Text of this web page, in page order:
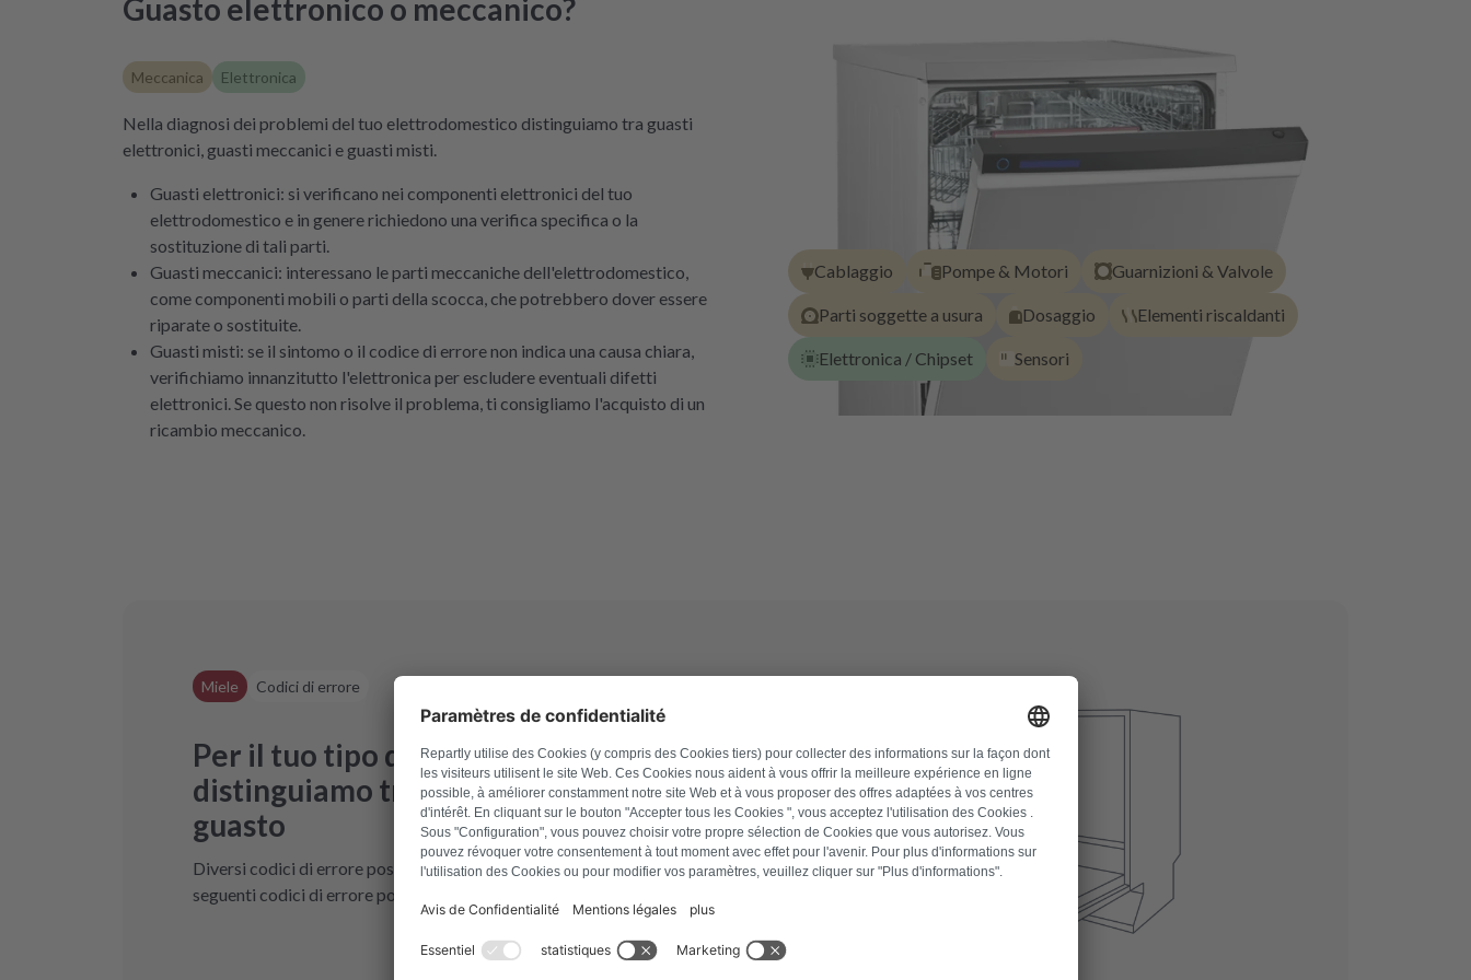
Guasto elettronico o meccanico?
Meccanica Elettronica
Nella diagnosi dei problemi del tuo elettrodomestico distinguiamo tra guasti
elettronici, guasti meccanici e guasti misti.
Guasti elettronici: si verificano nei componenti elettronici del tuo
elettrodomestico e in genere richiedono una verifica specifica o la
sostituzione di tali parti.
Guasti meccanici: interessano le parti meccaniche dell'elettrodomestico,
come componenti mobili o parti della scocca, che potrebbero dover essere
riparate o sostituite.
Guasti misti: se il sintomo o il codice di errore non indica una causa chiara,
verifichiamo innanzitutto l'elettronica per escludere eventuali difetti
elettronici. Se questo non risolve il problema, ti consigliamo l'acquisto di un
ricambio meccanico.
Cablaggio Pompe & Motori Guarnizioni & Valvole
Parti soggette a usura Dosaggio Elementi riscaldanti
Elettronica / Chipset Sensori
Miele Codici di errore
Per il tuo tipo di elettrodomestico
distinguiamo tra codici di errore e sintomi di
guasto
Diversi codici di errore possono far sì che la tua lavastoviglie Miele non si accenda più. I
seguenti codici di errore possono indicare possibili soluzioni.